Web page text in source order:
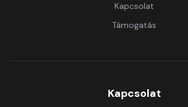
Kapcsolat
Támogatás
Kapcsolat